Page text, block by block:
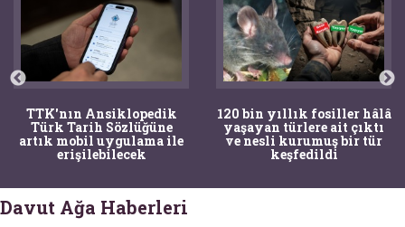
TTK'nın Ansiklopedik
Türk Tarih Sözlüğüne
artık mobil uygulama ile
erişilebilecek
120 bin yıllık fosiller hâlâ
yaşayan türlere ait çıktı
ve nesli kurumuş bir tür
keşfedildi
Davut Ağa Haberleri